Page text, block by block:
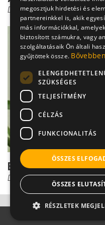
Dr. Büki Ágnes
Ez a szájszag 3
Dr. Büki Ágnes
megosztjuk hirdetési és
partnereinkkel is, akik
más információkkal,
biztosított számukra, vagy
szolgáltatásaik Ön általi
gyűjtöttek össze. Bővebben
SZÜKSÉGES
TELJESÍTMÉNY
CÉLZÁS
FUNKCIONALITÁS
ÖSSZES
ÖSSZES
RÉSZLETEK